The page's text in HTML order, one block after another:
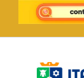
para
conteúdo